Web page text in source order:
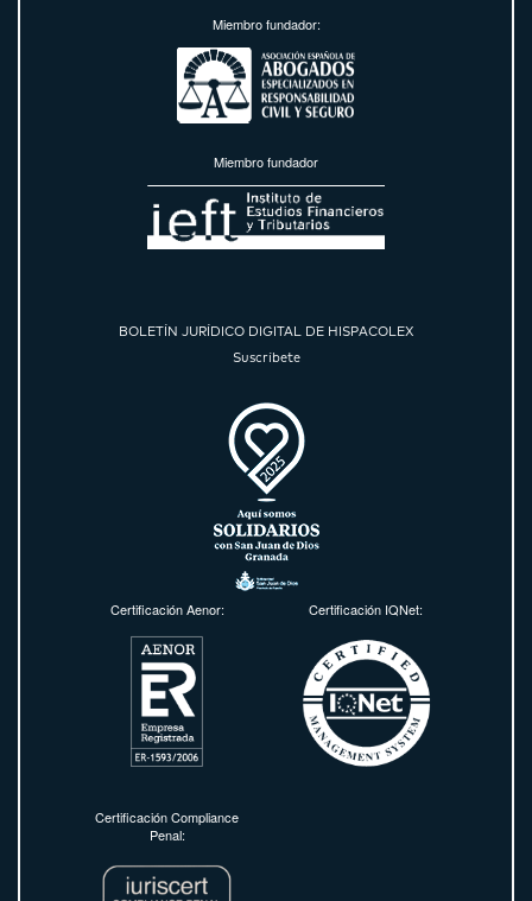
Miembro fundador:
Miembro fundador
BOLETÍN JURÍDICO DIGITAL DE HISPACOLEX
Suscríbete
Certificación Aenor: Certificación IQNet:
Certificación Compliance
Penal: